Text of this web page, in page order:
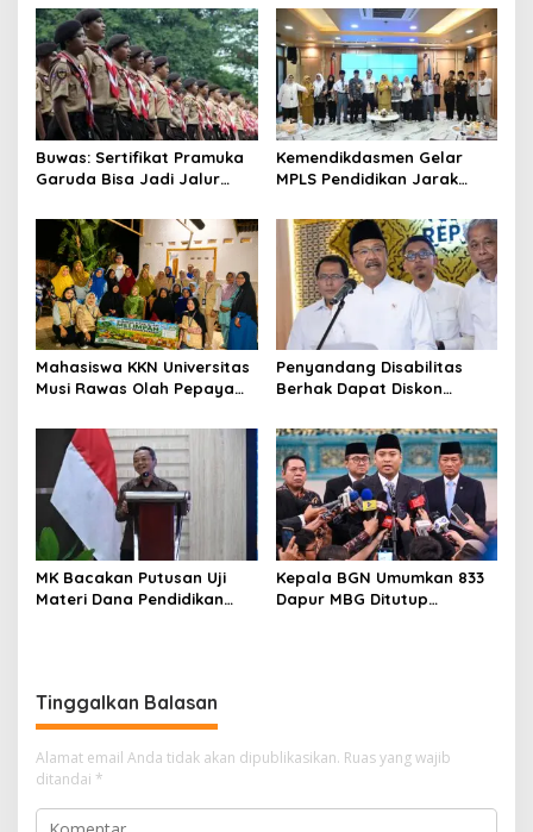
Buwas: Sertifikat Pramuka
Garuda Bisa Jadi Jalur
dan Perguruan Tinggi
Kemendikdasmen Gelar
MPLS Pendidikan Jarak
Kemandirian Belajar
Mahasiswa KKN Universitas
Musi Rawas Olah Pepaya
Jual Tinggi, Dorong UMKM
Desa Air Satan
Penyandang Disabilitas
Berhak Dapat Diskon
Biaya Sekolah dan Kuliah
MK Bacakan Putusan Uji
Materi Dana Pendidikan
Kepala BGN Umumkan 833
Dapur MBG Ditutup
Tinggalkan Balasan
Alamat email Anda tidak akan dipublikasikan. Ruas yang wajib
ditandai *